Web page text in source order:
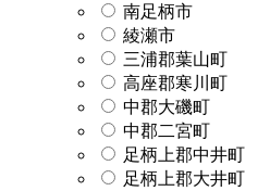
南足柄市
綾瀬市
三浦郡葉山町
高座郡寒川町
中郡大磯町
中郡二宮町
足柄上郡中井町
足柄上郡大井町